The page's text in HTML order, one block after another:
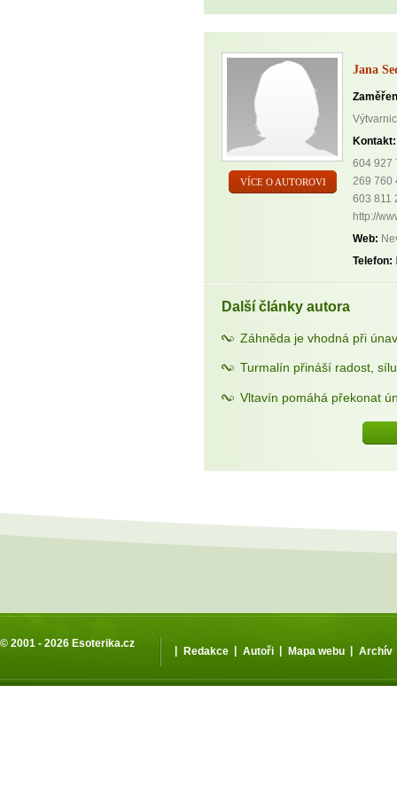
VÍCE O AUTOROVI
Jana
Kontakt:
604 927
269 760
603 811
http://
Web:
Telefon:
Další články autora
Záhněda je vhodná při
Turmalín přináší radost,
Vltavín pomáhá překonat
© 2001 - 2026 Esoterika.cz
| Redakce | Autoři | Mapa webu | Archív